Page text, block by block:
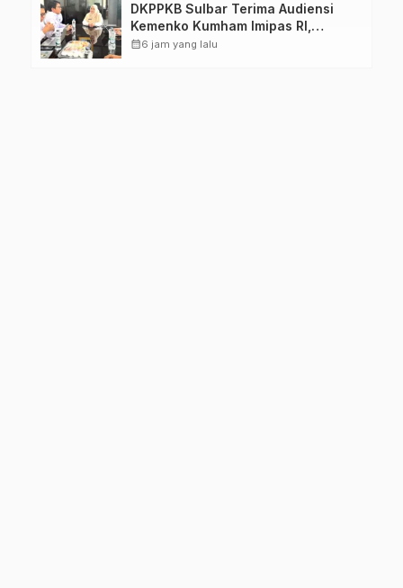
DKPPKB Sulbar Terima Audiensi
Kemenko Kumham Imipas RI,
Perkuat Pelayanan Kesehatan bagi
calendar_month6 jam yang lalu